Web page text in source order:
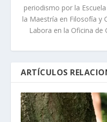
periodismo por la
la Maestría en Filosofía y
Labora en la Oficina de
ARTÍCULOS